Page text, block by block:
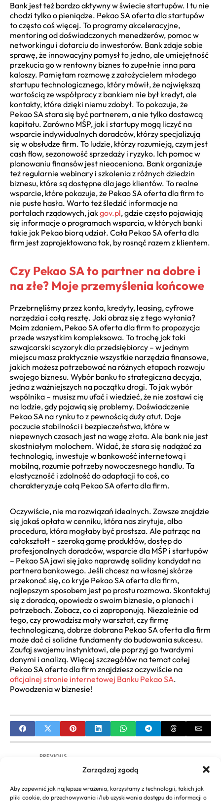
Zarządzaj zgodą
Aby zapewnić jak najlepsze wrażenia, korzystamy z technologii, takich jak
pliki cookie, do przechowywania i/lub uzyskiwania dostępu do informacji o
Bank jest też bardzo aktywny w świecie startupów. I tu nie
chodzi tylko o pieniądze. Pekao SA oferta dla startupów
to często coś więcej. To programy akceleracyjne,
mentoring od doświadczonych menedżerów, pomoc w
networkingu i dotarciu do inwestorów. Bank zdaje sobie
sprawę, że innowacyjny pomysł to jedno, ale umiejętność
przekucia go w rentowny biznes to zupełnie inna para
kaloszy. Pamiętam rozmowę z założycielem młodego
startupu technologicznego, który mówił, że największą
wartością ze współpracy z bankiem nie był kredyt, ale
kontakty, które dzięki niemu zdobył. To pokazuje, że
Pekao SA stara się być partnerem, a nie tylko dostawcą
kapitału. Zarówno MŚP, jak i startupy mogą liczyć na
wsparcie indywidualnych doradców, którzy specjalizują
się w obsłudze firm. To ludzie, którzy rozumieją, czym jest
cash flow, sezonowość sprzedaży i ryzyko. Ich pomoc w
planowaniu finansów jest nieoceniona. Bank organizuje
też regularnie webinary i szkolenia z różnych dziedzin
biznesu, które są dostępne dla jego klientów. To realne
wsparcie, które pokazuje, że Pekao SA oferta dla firm to
nie puste hasła. Warto też śledzić informacje na
portalach rządowych, jakgov.pl, gdzie często pojawiają
się informacje o programach wsparcia, w których banki
takie jak Pekao biorą udział. Cała Pekao SA oferta dla
firm jest zaprojektowana tak, by rosnąć razem z klientem.
Czy Pekao SA to partner na dobre i
na złe? Moje przemyślenia końcowe
Przebrnęliśmy przez konta, kredyty, leasing, cyfrowe
narzędzia i całą resztę. Jaki obraz się z tego wyłania?
Moim zdaniem, Pekao SA oferta dla firm to propozycja
przede wszystkim kompleksowa. To trochę jak taki
szwajcarski scyzoryk dla przedsiębiorcy – w jednym
miejscu masz praktycznie wszystkie narzędzia finansowe,
jakich możesz potrzebować na różnych etapach rozwoju
swojego biznesu. Wybór banku to strategiczna decyzja,
jedna z ważniejszych na początku drogi. To jak wybór
wspólnika – musisz mu ufać i wiedzieć, że nie zostawi cię
na lodzie, gdy pojawią się problemy. Doświadczenie
Pekao SA na rynku to z pewnością duży atut. Daje
poczucie stabilności i bezpieczeństwa, które w
niepewnych czasach jest na wagę złota. Ale bank nie jest
skostniałym molochem. Widać, że stara się nadążać za
technologią, inwestuje w bankowość internetową i
mobilną, rozumie potrzeby nowoczesnego handlu. Ta
elastyczność i zdolność do adaptacji to coś, co
charakteryzuje całą Pekao SA oferta dla firm.
Oczywiście, nie ma rozwiązań idealnych. Zawsze znajdzie
się jakaś opłata w cenniku, która nas zirytuje, albo
procedura, która mogłaby być prostsza. Ale patrząc na
całokształt – szeroką gamę produktów, dostęp do
profesjonalnych doradców, wsparcie dla MŚP i startupów
– Pekao SA jawi się jako naprawdę solidny kandydat na
partnera bankowego. Jeśli chcesz na własnej skórze
przekonać się, co kryje Pekao SA oferta dla firm,
najlepszym sposobem jest po prostu rozmowa. Skontaktuj
się z doradcą, opowiedz o swoim biznesie, o planach i
potrzebach. Zobacz, co ci zaproponują. Niezależnie od
tego, czy prowadzisz mały warsztat, czy firmę
technologiczną, dobrze dobrana Pekao SA oferta dla firm
może dać ci solidne fundamenty do budowania sukcesu.
Zaufaj swojemu instynktowi, ale poprzyj go twardymi
danymi i analizą. Więcej szczegółów na temat całej
Pekao SA oferta dla firm znajdziesz oczywiście na
oficjalnej stronie internetowej Banku Pekao SA.
Powodzenia w biznesie!
PREVIOUS
Kiyosaki Biznes XXI Wieku: Streszczenie, Opinie,
NEXT